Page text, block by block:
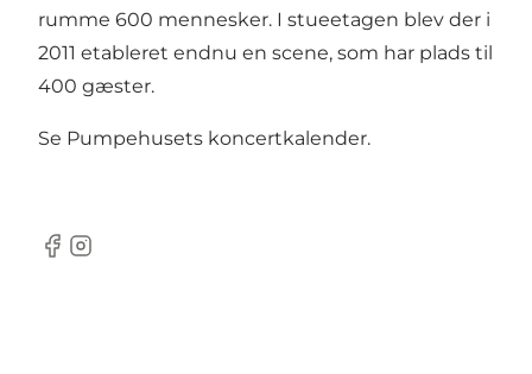
rumme 600 mennesker. I stueetagen blev der i
2011 etableret endnu en scene, som har plads til
400 gæster.
Se Pumpehusets koncertkalender.
Facebook
Instagram